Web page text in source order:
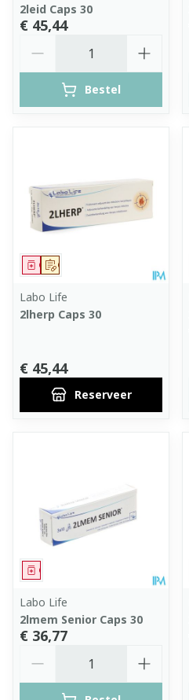
2leid Caps 30
€ 45,44
Bestel
Op voorschrift
Geneesmiddel
Labo Life
2lherp Caps 30
€ 45,44
Reserveer
Geneesmiddel
Labo Life
2lmem Senior Caps 30
€ 36,77